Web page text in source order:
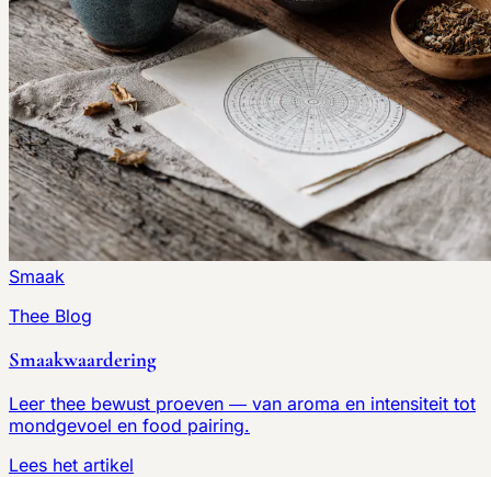
Smaak
Thee Blog
Smaakwaardering
Leer thee bewust proeven — van aroma en intensiteit tot
mondgevoel en food pairing.
Lees het artikel